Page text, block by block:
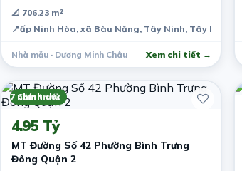
📐 706.23 m²
📍ấp Ninh Hòa, xã Bàu Năng, Tây Ninh, Tây Ninh
Nhà mẫu · Dương Minh Châu Xem chi tiết →
Chính chủ
7 năm trước
4.95 Tỷ
MT Đường Số 42 Phường Bình Trưng
Đông Quận 2